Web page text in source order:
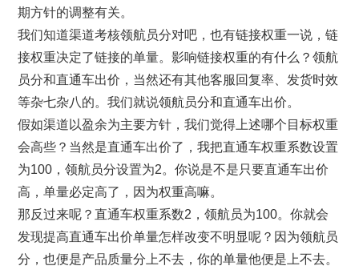
期方针的调整有关。
我们知道渠道考核领航员分对吧，也有链接权重一说，链
接权重决定了链接的单量。影响链接权重的有什么？领航
员分和直通车出价，当然还有其他客服回复率、发货时效
等杂七杂八的。我们就说领航员分和直通车出价。
假如渠道以盈余为主要方针，我们觉得上述哪个目标权重
会高些？当然是直通车出价了，我把直通车权重系数设置
为100，领航员分设置为2。你说是不是只要直通车出价
高，单量必定高了，因为权重高嘛。
那反过来呢？直通车权重系数2，领航员为100。你就会
发现提高直通车出价单量怎样改变不明显呢？因为领航员
分，也便是产品质量分上不去，你的单量他便是上不去。